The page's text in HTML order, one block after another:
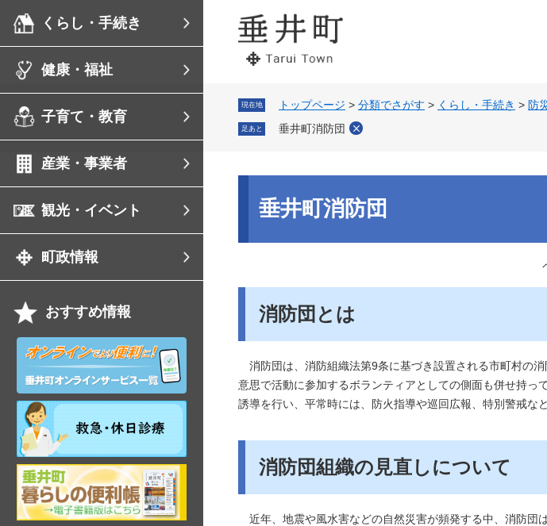
す。
くらし・手続き
健康・福祉
子育て・教育
産業・事業者
観光・イベント
町政情報
おすすめ情報
ン
ラ
イ
ン
サ
ー
ビ
ス
祝
日・
年
末
年
始
昼
間
岐
阜
県
垂
現在地 トップページ > 分類でさがす > くらし・手続き > 防
足あと 垂井町消防団
垂井町消防団
消防団とは
消防団は、消防組織法第9条に基づき設置される市町村の
意思で活動に参加するボランティアとしての側面も併せ持
誘導を行い、平常時には、防火指導や巡回広報、特別警戒な
消防団組織の見直しについて
近年、地震や風水害などの自然災害が頻発する中、消防団